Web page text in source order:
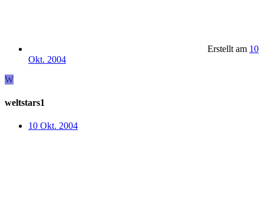
Erstellt am 10
Okt. 2004
W
weltstars1
10 Okt. 2004